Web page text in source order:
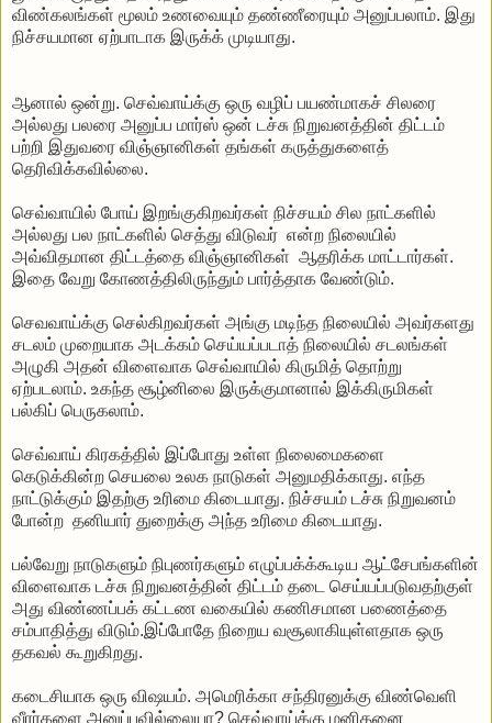
விண்கலங்கள் மூலம் உணவையும் தண்ணீரையும் அனுப்பலாம். இது
நிச்சயமான ஏற்பாடாக இருக்க் முடியாது.
ஆனால் ஒன்று. செவ்வாய்க்கு ஒரு வழிப் பயண்மாகச் சிலரை
அல்லது பலரை அனுப்ப மார்ஸ் ஒன் டச்சு நிறுவனத்தின் திட்டம்
பற்றி இதுவரை விஞ்ஞானிகள் தங்கள் கருத்துகளைத்
தெரிவிக்கவில்லை.
செவ்வாயில் போய் இறங்குகிறவர்கள் நிச்சயம் சில நாட்களில்
அல்லது பல நாட்களில் செத்து விடுவர் என்ற நிலையில்
அவ்விதமான திட்டத்தை விஞ்ஞானிகள் ஆதரிக்க மாட்டார்கள்.
இதை வேறு கோணத்திலிருந்தும் பார்த்தாக வேண்டும்.
செவவாய்க்கு செல்கிறவர்கள் அங்கு மடிந்த நிலையில் அவர்களது
சடலம் முறையாக அடக்கம் செய்யப்படாத் நிலையில் சடலங்கள்
அழுகி அதன் விளைவாக செவ்வாயில் கிருமித் தொற்று
ஏற்படலாம். உகந்த சூழ்னிலை இருக்குமானால் இக்கிருமிகள்
பல்கிப் பெருகலாம்.
செவ்வாய் கிரகத்தில் இப்போது உள்ள நிலைமைகளை
கெடுக்கின்ற செயலை உலக நாடுகள் அனுமதிக்காது. எந்த
நாட்டுக்கும் இதற்கு உரிமை கிடையாது. நிச்சயம் டச்சு நிறுவனம்
போன்ற தனியார் துறைக்கு அந்த உரிமை கிடையாது.
பல்வேறு நாடுகளும் நிபுணர்களும் எழுப்பக்க்கூடிய ஆட்சேபங்களின்
விளைவாக டச்சு நிறுவனத்தின் திட்டம் தடை செய்யப்படுவதற்குள்
அது விண்ணப்பக் கட்டண வகையில் கணிசமான பணைத்தை
சம்பாதித்து விடும்.இப்போதே நிறைய வசூலாகியுள்ளதாக ஒரு
தகவல் கூறுகிறது.
கடைசியாக ஒரு விஷயம். அமெரிக்கா சந்திரனுக்கு விண்வெளி
வீரர்களை அனுப்பவில்லையா? செவ்வாய்க்கு மனிதனை